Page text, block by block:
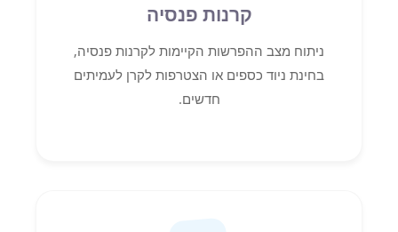
קרנות פנסיה
ניתוח מצב ההפרשות הקיימות לקרנות פנסיה,
בחינת ניוד כספים או הצטרפות לקרן לעמיתים
חדשים.